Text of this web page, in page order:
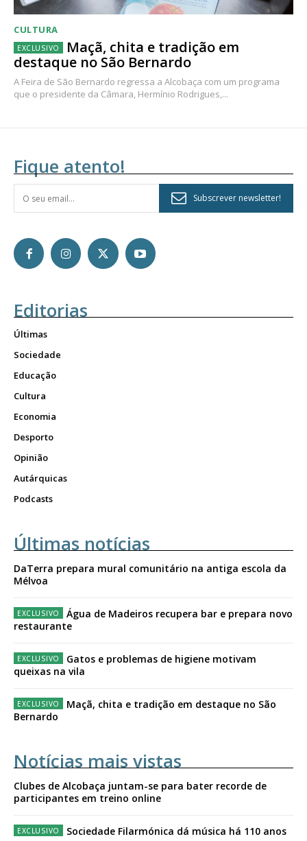
CULTURA
Maçã, chita e tradição em
destaque no São Bernardo
A Feira de São Bernardo regressa a Alcobaça com um programa
que o presidente da Câmara, Hermínio Rodrigues,...
Fique atento!
Subscrever newsletter!
Editorias
Últimas
Sociedade
Educação
Cultura
Economia
Desporto
Opinião
Autárquicas
Podcasts
Últimas notícias
DaTerra prepara mural comunitário na antiga escola da
Mélvoa
Água de Madeiros recupera bar e prepara novo
restaurante
Gatos e problemas de higiene motivam
queixas na vila
Maçã, chita e tradição em destaque no São
Bernardo
Notícias mais vistas
Clubes de Alcobaça juntam-se para bater recorde de
participantes em treino online
Sociedade Filarmónica dá música há 110 anos